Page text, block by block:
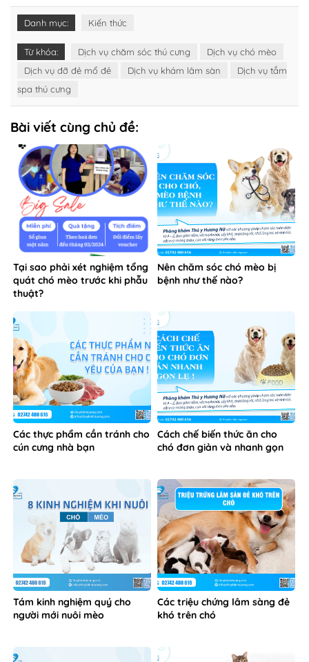
Danh mục: Kiến thức
Từ khóa: Dịch vụ chăm sóc thú cưng
Dịch vụ chó mèo
Dịch vụ đỡ đẻ mổ đẻ
Dịch vụ khám lâm sàn
Dịch vụ tắm
spa thú cưng
Bài viết cùng chủ đề:
Tại sao phải xét nghiệm tổng
quát chó mèo trước khi phẫu
thuật?
Nên chăm sóc chó mèo bị
bệnh như thế nào?
Các thực phẩm cần tránh cho
cún cưng nhà bạn
Cách chế biến thức ăn cho
chó đơn giản và nhanh gọn
Tám kinh nghiệm quý cho
người mới nuôi mèo
Các triệu chứng lâm sàng đẻ
khó trên chó